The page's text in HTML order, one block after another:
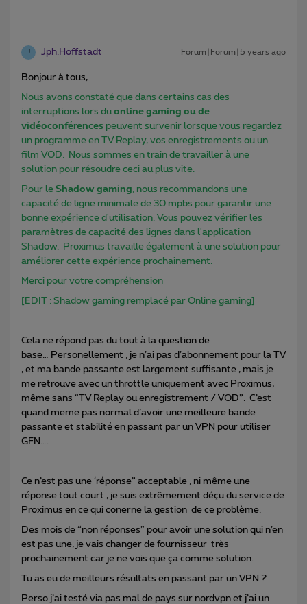
J Jph.Hoffstadt Forum|Forum|5 years ago
Bonjour à tous,
Nous avons constaté que dans certains cas des
interruptions lors du online gaming ou de
vidéoconférences peuvent survenir lorsque vous regardez
un programme en TV Replay, vos enregistrements ou un
film VOD. Nous sommes en train de travailler à une
solution pour résoudre ceci au plus vite.
Pour le Shadow gaming, nous recommandons une
capacité de ligne minimale de 30 mpbs pour garantir une
bonne expérience d'utilisation. Vous pouvez vérifier les
paramètres de capacité des lignes dans l'application
Shadow. Proximus travaille également à une solution pour
améliorer cette expérience prochainement.
Merci pour votre compréhension
[EDIT : Shadow gaming remplacé par Online gaming]
Cela ne répond pas du tout à la question de
base… Personellement , je n’ai pas d’abonnement pour la TV
, et ma bande passante est largement suffisante , mais je
me retrouve avec un throttle uniquement avec Proximus,
même sans “TV Replay ou enregistrement / VOD”. C’est
quand meme pas normal d’avoir une meilleure bande
passante et stabilité en passant par un VPN pour utiliser
GFN….
Ce n’est pas une ‘réponse” acceptable , ni même une
réponse tout court , je suis extrêmement déçu du service de
Proximus en ce qui conerne la gestion de ce problème.
Des mois de “non réponses” pour avoir une solution qui n’en
est pas une, je vais changer de fournisseur très
prochainement car je ne vois que ça comme solution.
Tu as eu de meilleurs résultats en passant par un VPN ?
Perso j’ai testé via pas mal de pays sur nordvpn et j’ai un